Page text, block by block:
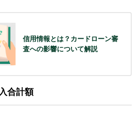
信用情報とは？カードローン審
査への影響について解説
合計額